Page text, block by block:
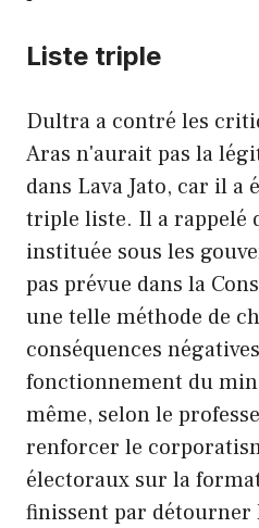
Liste triple
Dultra a contré les
Aras n'aurait pas la
dans Lava Jato, car il a
triple liste. Il a rappelé
instituée sous les
pas prévue dans la
une telle méthode de
conséquences
fonctionnement du
même, selon le
renforcer le
électoraux sur la
finissent par détourner